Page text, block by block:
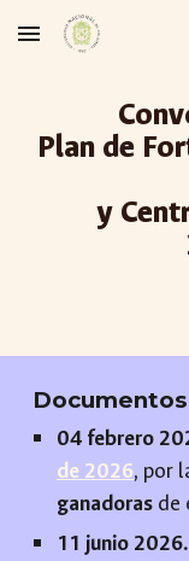
Skip to main content
Plan de
y
Documentos
04 febrero
de 2026, por
ganadoras de
11 junio 2026.